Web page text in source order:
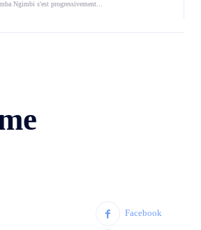
Ngimbi s'est progressivement...
Facebook